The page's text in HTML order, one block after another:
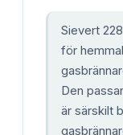
Sievert
för
Den
är särskilt